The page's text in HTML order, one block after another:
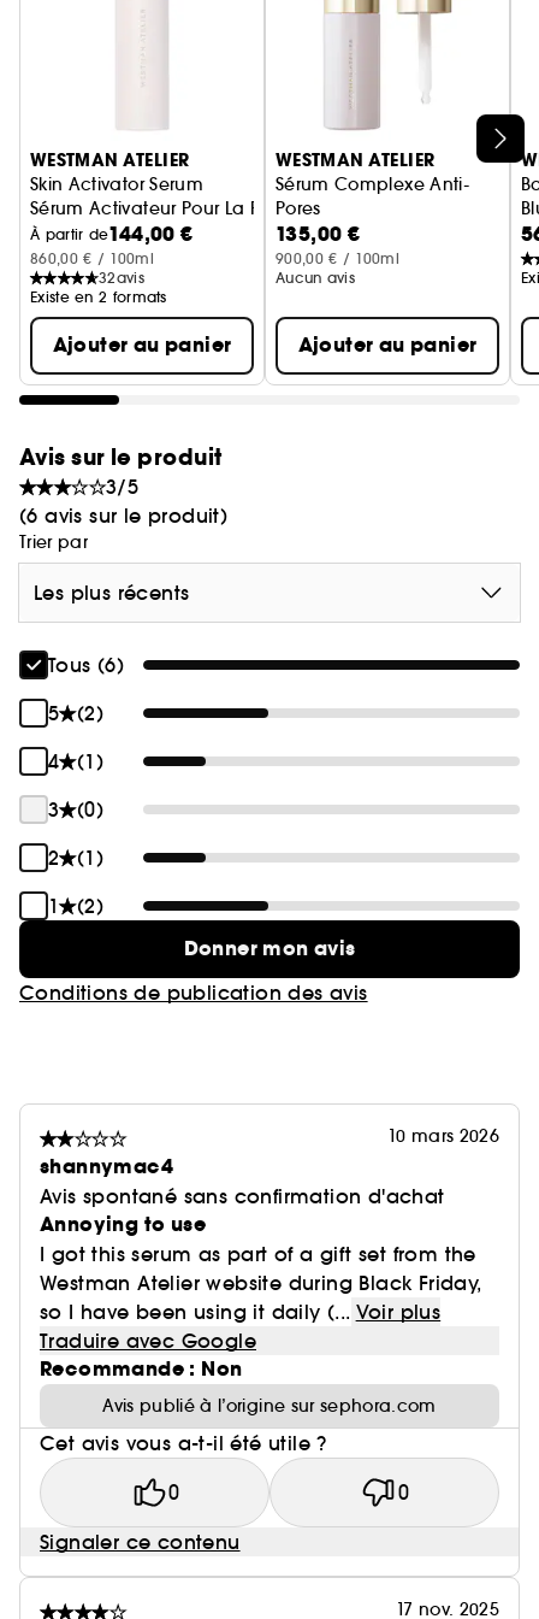
Ignorer le carrousel produits
WESTMAN ATELIER
Skin Activator Serum
Sérum Activateur Pour La Peau
À partir de144,00 €
860,00 € / 100ml
32avis
Existe en 2 formats
Ajouter au panier
WESTMAN ATELIER
Sérum Complexe Anti-
Pores
Serum visage
135,00 €
900,00 € / 100ml
Aucun avis
Ajouter au panier
Avis sur le produit
3/5
(6 avis sur le produit)
Trier par
Les plus récents
Tous (6)
5
(2)
4
(1)
3
(0)
2
(1)
1
(2)
Donner mon avis
Conditions de publication des avis
10 mars 2026
shannymac4
Avis spontané sans confirmation d'achat
Annoying to use
I got this serum as part of a gift set from the
Westman Atelier website during Black Friday,
so I have been using it daily (... Voir plus
Traduire avec Google
Recommande : Non
Avis publié à l’origine sur sephora.com
Cet avis vous a-t-il été utile ?
0 0
Signaler ce contenu
17 nov. 2025